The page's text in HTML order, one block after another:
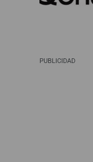
PUBLICIDAD